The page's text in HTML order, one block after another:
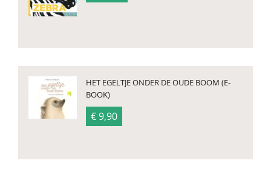
HET EGELTJE ONDER DE OUDE BOOM (E-
BOOK)
€ 9,90